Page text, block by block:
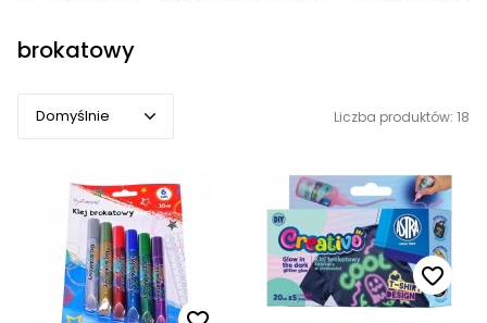
brokatowy
Domyślnie
Popularne
Cena rosnąco
Cena malejąco
Liczba produktów: 18